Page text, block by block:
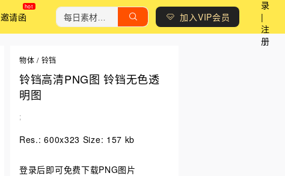
邀请函 加入VIP会员
录
|
注
册
物体 / 铃铛
铃铛高清PNG图 铃铛无色透
明图
;
Res.: 600x323 Size: 157 kb
登录后即可免费下载PNG图片